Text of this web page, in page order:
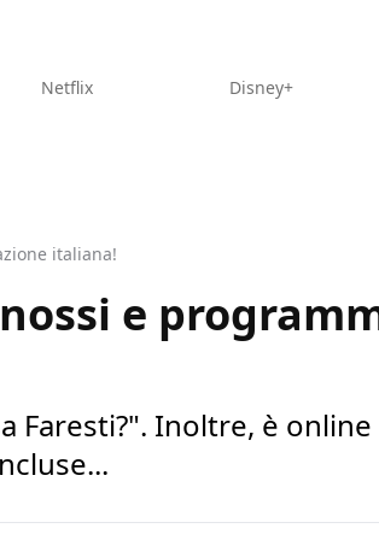
Netflix Disney+
italiana!
e
Faresti?". Inoltre, è online